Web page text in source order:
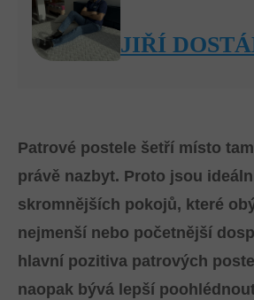
JIŘÍ
Patrové postele šetří místo
právě nazbyt. Proto jsou
skromnějších pokojů, které
nejmenší nebo početnější
hlavní pozitiva patrových
naopak bývá lepší